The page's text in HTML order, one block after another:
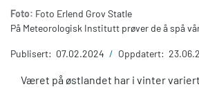
Foto: Foto Erlend Grov Statle
På Meteorologisk Institutt prøver de å spå
Publisert: 07.02.2024 / Oppdatert:
Været på østlandet har i vinter